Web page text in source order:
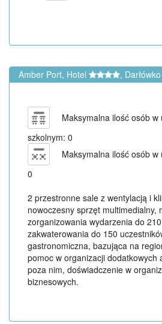
Amber Port, Hotel ,
Maksymalna ilość osób w
szkolnym: 0
Maksymalna ilość osób w
0
2 przestronne sale z wentylacją i
nowoczesny sprzęt multimedialny,
zorganizowania wydarzenia do
zakwaterowania do 150
gastronomiczna, bazująca na
pomoc w organizacji dodatkowych
poza nim, doświadczenie w
biznesowych.